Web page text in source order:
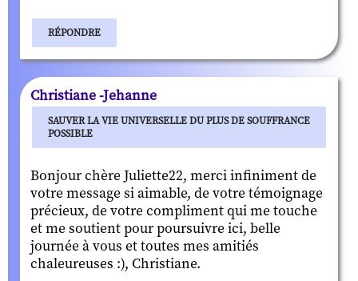
RÉPONDRE
Christiane -Jehanne
SAUVER LA VIE UNIVERSELLE DU PLUS DE SOUFFRANCE
POSSIBLE
Bonjour chère Juliette22, merci infiniment de
votre message si aimable, de votre témoignage
précieux, de votre compliment qui me touche
et me soutient pour poursuivre ici, belle
journée à vous et toutes mes amitiés
chaleureuses :), Christiane.